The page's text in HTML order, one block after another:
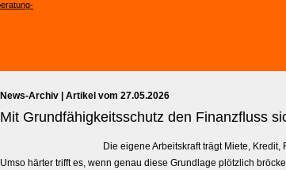
News-Archiv | Artikel vom 27.05.2026
Mit Grundfähigkeits­schutz den Finanzfluss
Die eigene Arbeitskraft trägt Miete,
Umso härter trifft es, wenn genau diese Grundlage plötzlich